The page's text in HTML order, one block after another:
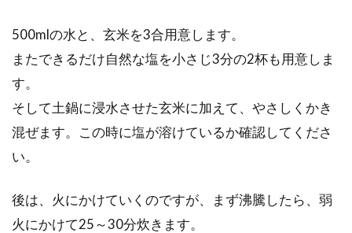
500mlの水と、玄米を3合用意します。
またできるだけ自然な塩を小さじ3分の2杯も用意しま
す。
そして土鍋に浸水させた玄米に加えて、やさしくかき
混ぜます。この時に塩が溶けているか確認してくださ
い。
後は、火にかけていくのですが、まず沸騰したら、弱
火にかけて25～30分炊きます。